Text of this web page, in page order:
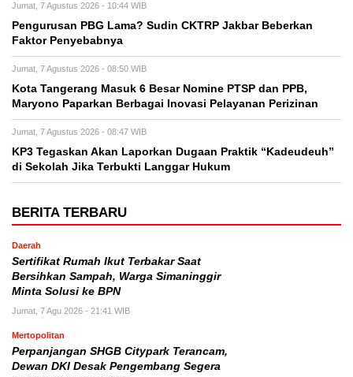
Jumat, 7 Agustus 2026 - 10:44 WIB
Pengurusan PBG Lama? Sudin CKTRP Jakbar Beberkan
Faktor Penyebabnya
Jumat, 7 Agustus 2026 - 08:50 WIB
Kota Tangerang Masuk 6 Besar Nomine PTSP dan PPB,
Maryono Paparkan Berbagai Inovasi Pelayanan Perizinan
Jumat, 7 Agustus 2026 - 08:47 WIB
KP3 Tegaskan Akan Laporkan Dugaan Praktik “Kadeudeuh”
di Sekolah Jika Terbukti Langgar Hukum
BERITA TERBARU
Daerah
Sertifikat Rumah Ikut Terbakar Saat
Bersihkan Sampah, Warga Simaninggir
Minta Solusi ke BPN
Jumat, 7 Agu 2026 - 21:41 WIB
Mertopolitan
Perpanjangan SHGB Citypark Terancam,
Dewan DKI Desak Pengembang Segera